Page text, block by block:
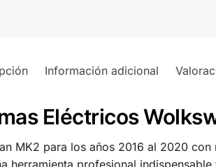
Información adicional
Eléctricos
MK2 para los años 2016 al 2020